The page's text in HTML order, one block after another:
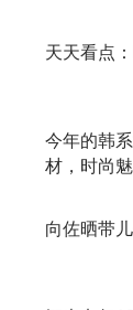
天天看点
今年的韩
材，时尚
向佐晒带